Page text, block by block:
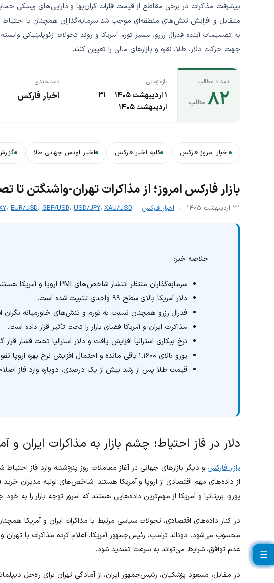
پیشرفت مذاکرات در برخی مقاطع از قیمت فلزات گران‌بها و دارایی‌های ریسکی
متقابل و افزایش تنش‌های منطقه‌ای موجب شد سرمایه‌گذاران همچنان با احتیاط
به تصمیمات آینده فدرال رزرو، مسیر تورم آمریکا و روند تحولات ژئوپلیتیکی
جهت حرکت دلار، طلا، نقره و بازارهای مالی را تعیین کنند.
تعداد مطالب
۸۲ مطلب
بازه زمانی
۱ اردیبهشت ۱۴۰۵ – ۳۱
اردیبهشت ۱۴۰۵
دسته‌بندی
اخبار فارکس
اخبار امروز فارکس کلیه اخبار فارکس اخبار اونس جهانی طلا
بازار فارکس امروز؛ از مذاکرات تهران-واشنگتن تا
۳۱ اردیبهشت ۱۴۰۵ اخبار فارکس ، EUR/USD، GBP/USD، USD/JPY، XAU/USD
خلاصه خبر:
سرمایه‌گذاران منتظر انتشار شاخص‌های PMI اروپا و آمریکا هستند.
دلار آمریکا بالای سطح ۹۹ واحدی تثبیت شده است.
فدرال رزرو همچنان نسبت به تورم و تنش‌های خاورمیانه نگران
مذاکرات ایران و آمریکا فضای بازار را تحت تأثیر قرار داده است.
نرخ بیکاری استرالیا افزایش یافت و دلار استرالیا تحت فشار قرار
یورو بالای ۱.۱۶۰۰ باقی مانده و احتمال افزایش نرخ بهره اروپا تقویت شده است.
قیمت طلا پس از رشد بیش از یک درصدی، دوباره وارد فاز
دلار در فاز احتیاط؛ چشم بازار به مذاکرات ایران و
بازار فارکس و دیگر بازارهای جهانی در آغاز معاملات روز پنج‌شنبه وارد فاز احتیاط
یورو، بریتانیا و آمریکا از مهم‌ترین داده‌هایی هستند که امروز توجه بازار را به
در کنار داده‌های اقتصادی، تحولات سیاسی مرتبط با مذاکرات ایران و آمریکا
محسوب می‌شود. دونالد ترامپ، رئیس‌جمهور آمریکا، اعلام کرده مذاکرات با تهران
عدم توافق، شرایط می‌تواند به سرعت تشدید شود.
در مقابل، مسعود پزشکیان، رئیس‌جمهور ایران، از آمادگی تهران برای راه‌حل
☰
☰
☰
☰
☰
☰
☰
☰
☰
☰
☰
☰
☰
☰
☰
☰
☰
☰
☰
☰